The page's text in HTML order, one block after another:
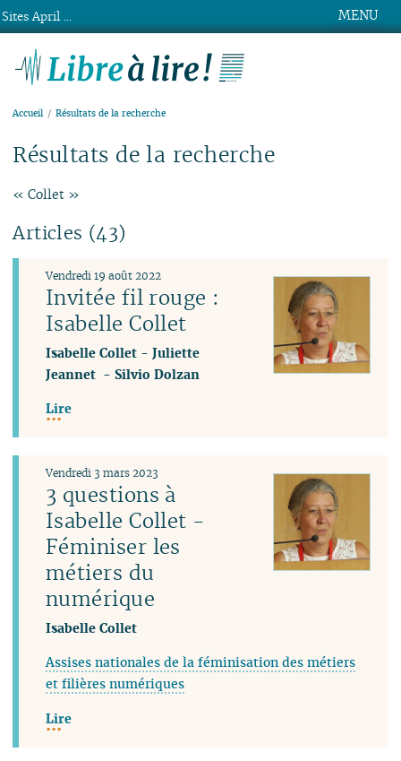
MENU
Accueil Résultats de la recherche
Résultats de la recherche
« Collet »
Articles (43)
Invitée fil rouge :
Isabelle Collet
Vendredi 19 août 2022
Isabelle Collet -Juliette
Jeannet -Silvio Dolzan
Lire
3 questions à
Isabelle Collet -
Féminiser les
métiers du
numérique
Vendredi 3 mars 2023
Isabelle Collet
Assises nationales de la féminisation des métiers
et filières numériques
Lire
Sites April ...